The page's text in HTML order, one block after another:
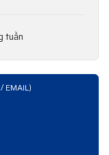
tuần
EMAIL)